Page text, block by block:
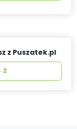
z Puszatek.pl